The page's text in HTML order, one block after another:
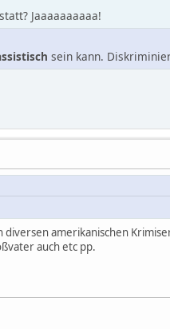
statt? Jaaaaaaaaaa!
sein kann.
amerikanischen
auch etc pp.